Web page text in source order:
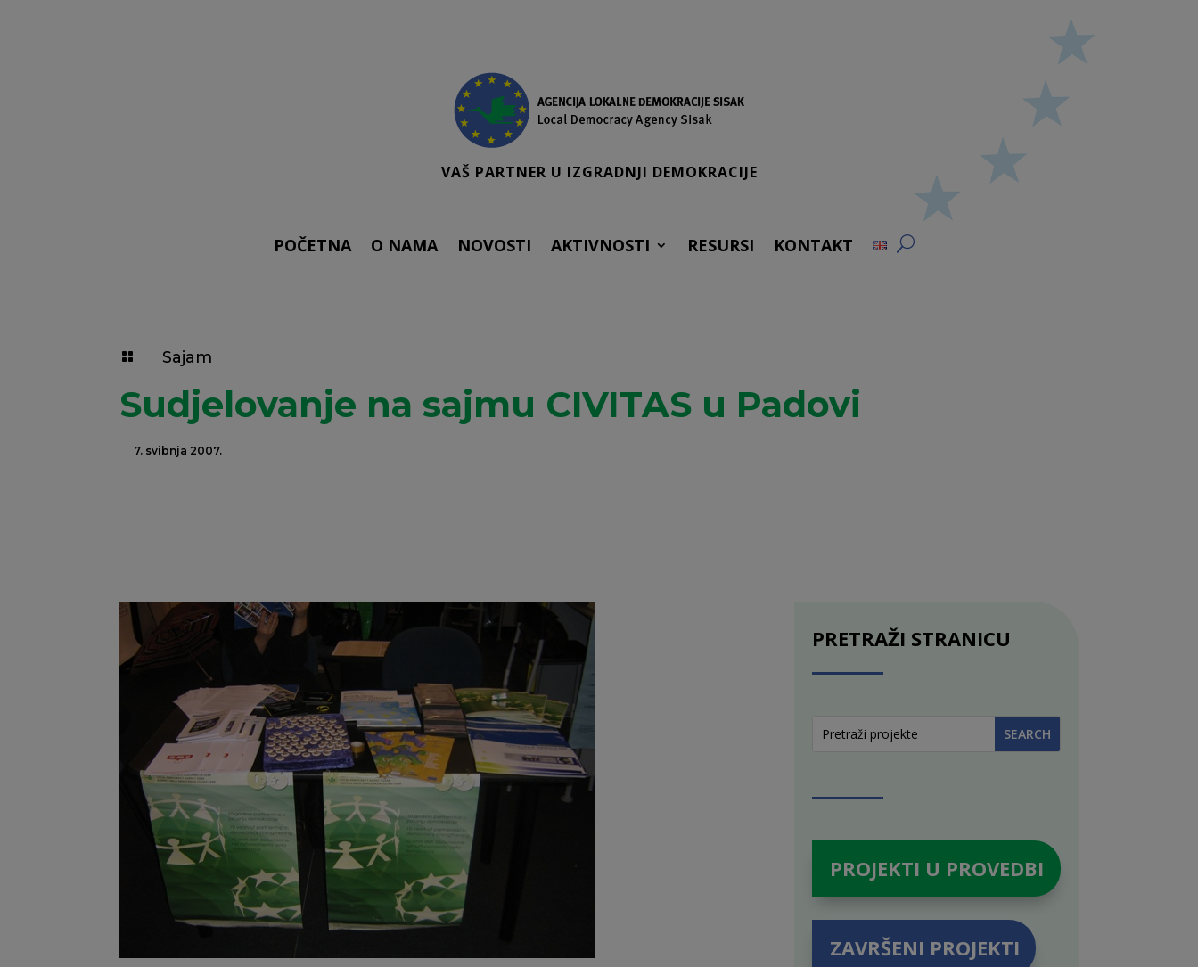
VAŠ PARTNER U IZGRADNJI DEMOKRACIJE
POČETNA O NAMA NOVOSTI AKTIVNOSTI RESURSI KONTAKT
 Sajam
Sudjelovanje na sajmu CIVITAS u Padovi
7. svibnja 2007.
PRETRAŽI STRANICU
PROJEKTI U PROVEDBI
ZAVRŠENI PROJEKTI